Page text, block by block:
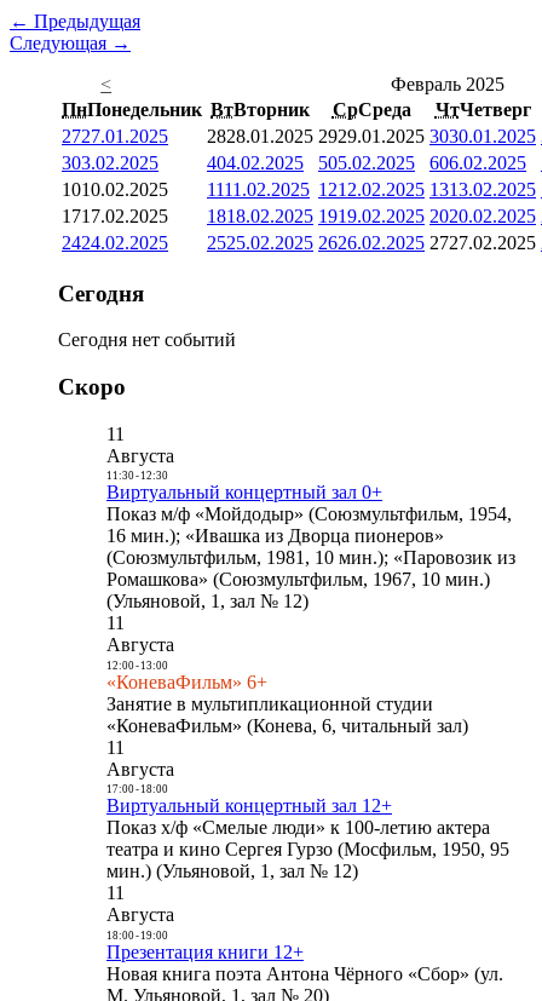
← Предыдущая
Следующая →
<
Февраль 2025
ПнПонедельник ВтВторник СрСреда ЧтЧетверг
2727.01.2025 2828.01.2025 2929.01.2025 3030.01.2025
303.02.2025 404.02.2025 505.02.2025 606.02.2025
1010.02.2025 1111.02.2025 1212.02.2025 1313.02.2025
1717.02.2025 1818.02.2025 1919.02.2025 2020.02.2025
2424.02.2025 2525.02.2025 2626.02.2025 2727.02.2025
Сегодня
Сегодня нет событий
Скоро
11
Августа
11:30- 12:30
Виртуальный концертный зал 0+
Показ м/ф «Мойдодыр» (Союзмультфильм, 1954,
16 мин.); «Ивашка из Дворца пионеров»
(Союзмультфильм, 1981, 10 мин.); «Паровозик из
Ромашкова» (Союзмультфильм, 1967, 10 мин.)
(Ульяновой, 1, зал № 12)
11
Августа
12:00- 13:00
«КоневаФильм» 6+
Занятие в мультипликационной студии
«КоневаФильм» (Конева, 6, читальный зал)
11
Августа
17:00- 18:00
Виртуальный концертный зал 12+
Показ х/ф «Смелые люди» к 100-летию актера
театра и кино Сергея Гурзо (Мосфильм, 1950, 95
мин.) (Ульяновой, 1, зал № 12)
11
Августа
18:00- 19:00
Презентация книги 12+
Новая книга поэта Антона Чёрного «Сбор» (ул.
М. Ульяновой, 1, зал № 20)